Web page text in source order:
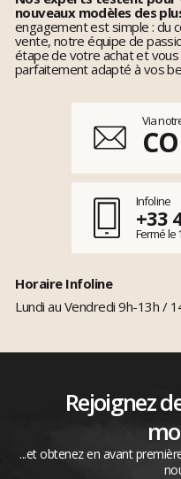
nouveaux modèles des
engagement est simple : du
vente, notre équipe de
étape de votre achat et
parfaitement adapté à vos
Via
Infoline
+33
Fermé le
Horaire Infoline
Lundi au Vendredi 9h-13h /
Rejoignez
...et obtenez en avant